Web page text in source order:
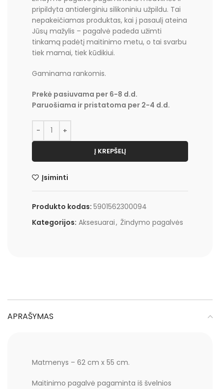
pripildyta antialerginiu silikoniniu užpildu. Tai
nepakeičiamas produktas, kai į pasaulį ateina
Jūsų mažylis – pagalvė padeda užimti
tinkamą padėtį maitinimo metu, o tai svarbu
tiek mamai, tiek kūdikiui.
Gaminama rankomis.
Prekė pasiuvama per 6-8 d.d.
Paruošiama ir pristatoma per 2-4 d.d.
Į KREPŠELĮ
Įsiminti
Produkto kodas: 5901562300094
Kategorijos: Aksesuarai, Žindymo pagalvės
APRAŠYMAS
Matmenys – 62 cm x 55 cm.
Maitinimo pagalvė pagaminta iš švelnios